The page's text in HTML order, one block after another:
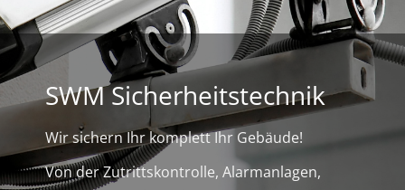
SWM Sicherheitstechnik
Wir sichern Ihr komplett Ihr Gebäude!
Von der Zutrittskontrolle, Alarmanlagen,